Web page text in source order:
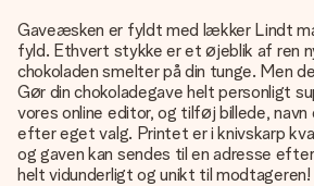
Gaveæsken er fyldt med lækker Lindt
fyld. Ethvert stykke er et øjeblik af ren
chokoladen smelter på din tunge. Men
Gør din chokoladegave helt personligt
vores online editor, og tilføj billede, navn
efter eget valg. Printet er i knivskarp
og gaven kan sendes til en adresse
helt vidunderligt og unikt til modtageren!